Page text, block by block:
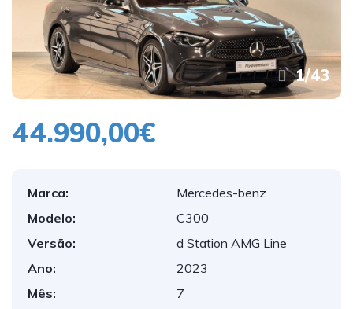
1/43
44.990,00€
Marca:
Mercedes-benz
Modelo:
C300
Versão:
d Station AMG Line
Ano:
2023
Mês:
7